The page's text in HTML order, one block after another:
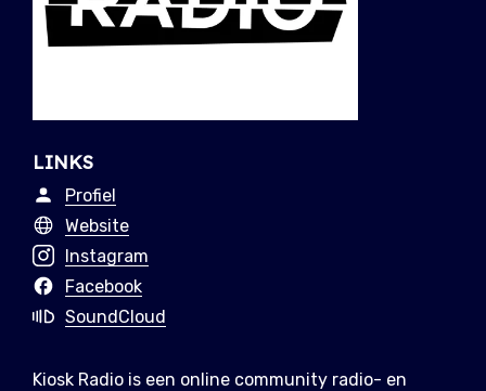
LINKS
Profiel
Website
Instagram
Facebook
SoundCloud
Kiosk Radio is een online community radio- en